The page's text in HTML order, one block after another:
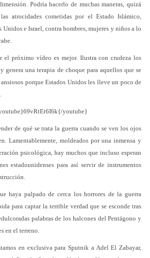
Podría hacerlo de muchas maneras, quizá
atrocidades cometidas por el Estado Islámico,
e Israel, contra hombres, mujeres y niños a lo
el próximo vídeo es mejor. Ilustra con crudeza los
genera una terapia de choque para aquellos que se
porque Estados Unidos les lleve un poco de
youtube}
de qué se trata la guerra cuando se ven los ojos
Lamentablemente, moldeados por una inmensa y
psicológica, hay muchos que incluso esperan
estadounidenses para así servir de instrumentos
haya palpado de cerca los horrores de la guerra
para captar la terrible verdad que se esconde tras
palabras de los halcones del Pentágono y
en el terreno.
en exclusiva para Sputnik a Adel El Zabayar,